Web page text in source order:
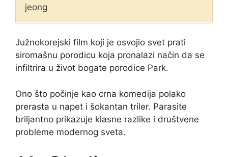
jeong
Južnokorejski film koji je osvojio svet prati
siromašnu porodicu koja pronalazi način da se
infiltrira u život bogate porodice Park.
Ono što počinje kao crna komedija polako
prerasta u napet i šokantan triler. Parasite
briljantno prikazuje klasne razlike i društvene
probleme modernog sveta.